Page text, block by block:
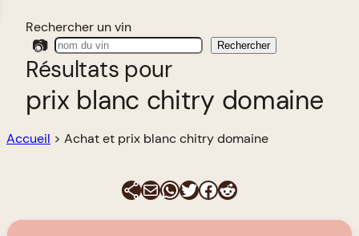
Rechercher un vin
📷 Rechercher
Résultats pour
prix blanc chitry domaine
Accueil > Achat et prix blanc chitry domaine
E-mailWhatsApp
Twitter
Facebook
Reddit